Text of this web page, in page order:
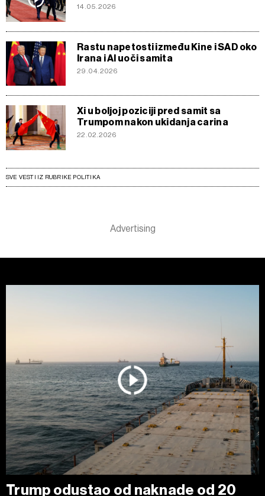
14.05.2026
Rastu napetosti između Kine i SAD oko
Irana i AI uoči samita
29.04.2026
Xi u boljoj poziciji pred samit sa
Trumpom nakon ukidanja carina
22.02.2026
SVE VESTI IZ RUBRIKE POLITIKA
Trump odustao od naknade od 20